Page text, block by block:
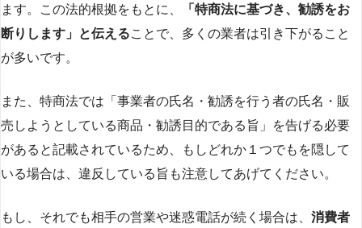
ます。この法的根拠をもとに、
「特商法に基づき、勧誘をお
断りします」と伝えることで、多くの業者は引き下がること
が多いです​​。
また、特商法では「事業者の氏名・勧誘を行う者の氏名・販
売しようとしている商品・勧誘目的である旨」を告げる必要
があると記載されているため、もしどれか１つでもを隠して
いる場合は、違反している旨も注意してあげてください。
もし、それでも相手の営業や迷惑電話が続く場合は、 消費者